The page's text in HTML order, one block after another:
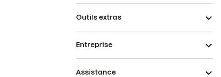
Outils extras
Entreprise
Assistance